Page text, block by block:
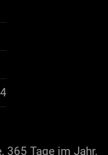
365 Tage im Jahr.